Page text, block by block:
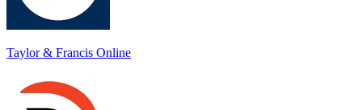
Taylor & Francis Online